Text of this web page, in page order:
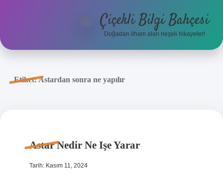
Anasayfa
menüyüÇiçekli Bilgi Bahçesi
Doğadan ilham alan neşeli hikayeler!
Etiket:Astardan sonra ne yapılır
Astar Nedir Ne Işe Yarar
Tarih: Kasım 11, 2024